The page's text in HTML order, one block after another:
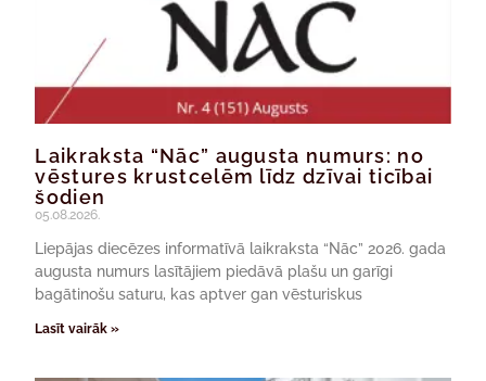
Laikraksta “Nāc” augusta numurs: no
vēstures krustcelēm līdz dzīvai ticībai
šodien
05.08.2026.
Liepājas diecēzes informatīvā laikraksta “Nāc” 2026. gada
augusta numurs lasītājiem piedāvā plašu un garīgi
bagātinošu saturu, kas aptver gan vēsturiskus
Lasīt vairāk »